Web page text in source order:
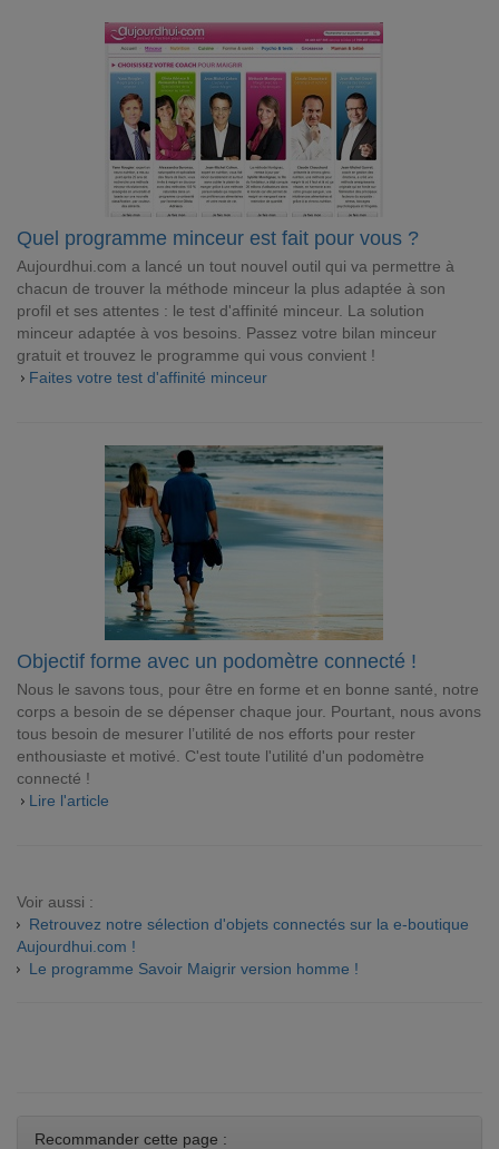
Quel programme minceur est fait pour vous ?
Aujourdhui.com a lancé un tout nouvel outil qui va permettre à
chacun de trouver la méthode minceur la plus adaptée à son
profil et ses attentes : le test d'affinité minceur. La solution
minceur adaptée à vos besoins. Passez votre bilan minceur
gratuit et trouvez le programme qui vous convient !
Faites votre test d'affinité minceur
Objectif forme avec un podomètre connecté !
Nous le savons tous, pour être en forme et en bonne santé, notre
corps a besoin de se dépenser chaque jour. Pourtant, nous avons
tous besoin de mesurer l’utilité de nos efforts pour rester
enthousiaste et motivé. C'est toute l'utilité d'un podomètre
connecté !
Lire l'article
Voir aussi :
Retrouvez notre sélection d'objets connectés sur la e-boutique
Aujourdhui.com !
Le programme Savoir Maigrir version homme !
Recommander cette page :